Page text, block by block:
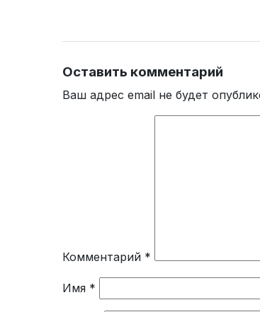
Оставить комментарий
Ваш адрес email не будет
Комментарий *
Имя *